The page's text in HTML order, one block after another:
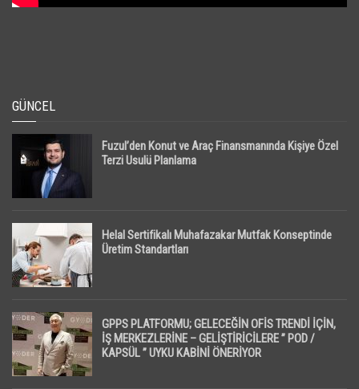
GÜNCEL
Fuzul’den Konut ve Araç Finansmanında Kişiye Özel
Terzi Usulü Planlama
Helal Sertifikalı Muhafazakar Mutfak Konseptinde
Üretim Standartları
GPPS PLATFORMU; GELECEĞİN OFİS TRENDİ İÇİN,
İŞ MERKEZLERİNE – GELİŞTİRİCİLERE ” POD /
KAPSÜL ” UYKU KABİNİ ÖNERİYOR